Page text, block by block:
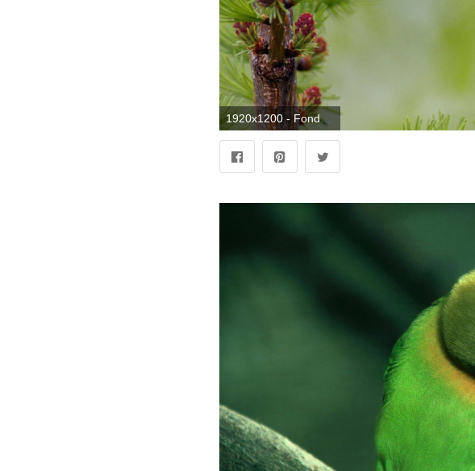
1920x1200 - Fondo de pantalla de 1920x1200. Imágen de pájaros.